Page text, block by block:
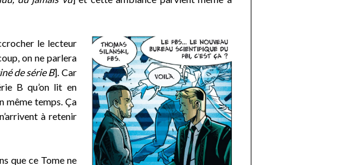
le lecteur
on ne parlera
de série B]. Car
B qu’on lit en
même temps. Ça
à retenir
que ce Tome ne